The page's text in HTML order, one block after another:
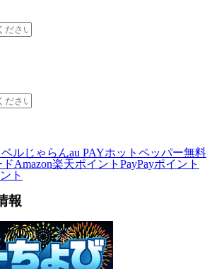
ルじゃらんau PAYホットペッパー無料
Amazon楽天ポイント PayPayポイント
ト
報